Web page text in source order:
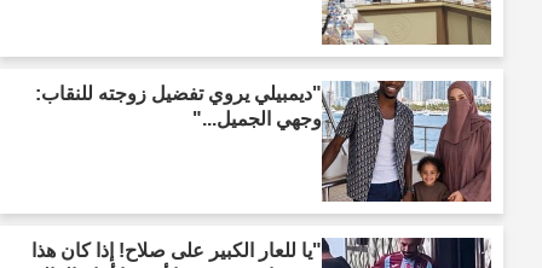
"ديمبيلي يروي تفضيل زوجته للنقاب:
وجهي الجميل..."
"يا للعار الكبير على صلاح! إذا كان هذا